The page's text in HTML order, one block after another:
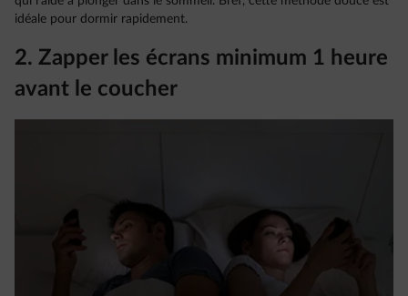
idéale pour dormir rapidement.
2. Zapper les écrans minimum 1 heure
avant le coucher